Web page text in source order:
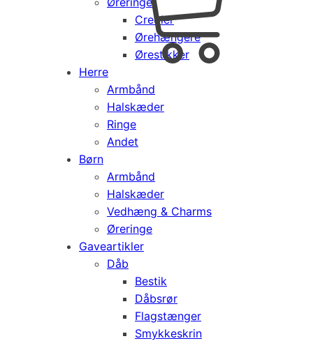
Creoler
Ørehængere
Ørestikker
Herre
Armbånd
Halskæder
Ringe
Andet
Børn
Armbånd
Halskæder
Vedhæng & Charms
Øreringe
Gaveartikler
Dåb
Bestik
Dåbsrør
Flagstænger
Smykkeskrin
Products